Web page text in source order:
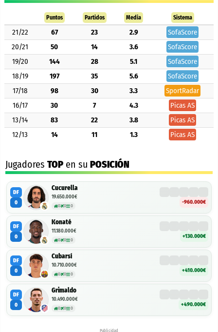
Puntos Partidos Media Sistema
21/22 67 23 2.9
SofaScore
20/21
50 14 3.6
SofaScore
19/20
144 28 5.1
SofaScore
18/19
197 35 5.6
SofaScore
17/18
98 30 3.3
SportRadar
16/17
30 7 4.3
Picas AS
13/14
83 22 3.8
Picas AS
12/13
14 11 1.3 Picas AS
Jugadores TOP en su POSICIÓN
DF
0
Cucurella
19.650.000€
0 0 0
-960.000€
DF
0
Konaté
11.180.000€
0 0 0
+130.000€
DF
0
Cubarsí
10.710.000€
0 0 0
+410.000€
DF
0
Grimaldo
10.490.000€
0 0 0
+490.000€
Publicidad